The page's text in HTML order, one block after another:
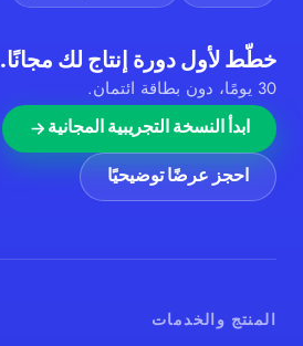
خطّط لأول دورة إنتاج لك مجانًا.
30 يومًا، دون بطاقة ائتمان.
ابدأ النسخة التجريبية المجانية
احجز عرضًا توضيحيًا
المنتج والخدمات